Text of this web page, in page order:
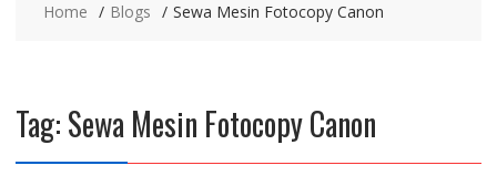
Home Blogs Sewa Mesin Fotocopy Canon
Tag:Sewa Mesin Fotocopy Canon